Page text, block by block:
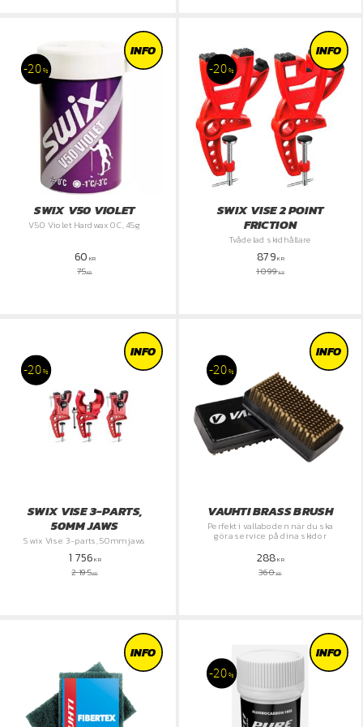
SWIX V50 VIOLET
V50 Violet Hardwax 0C, 45g
60 KR
75KR
20 %
INFO
SWIX VISE 2 POINT
FRICTION
Tvådelad skidhållare
879KR
1 099KR
20 %
INFO
SWIX VISE 3-PARTS,
50MM JAWS
Swix Vise 3-parts, 50mm jaws
1 756KR
2 195KR
20 %
INFO
VAUHTI BRASS BRUSH
Perfekt i vallaboden när du ska
göra service på dina skidor
288KR
360KR
20 %
INFO
INFO
20 %
INFO